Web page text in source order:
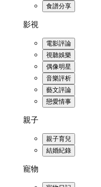
食譜分享
影視
電影評論
視聽娛樂
偶像明星
音樂評析
藝文評論
戀愛情事
親子
親子育兒
結婚紀錄
寵物